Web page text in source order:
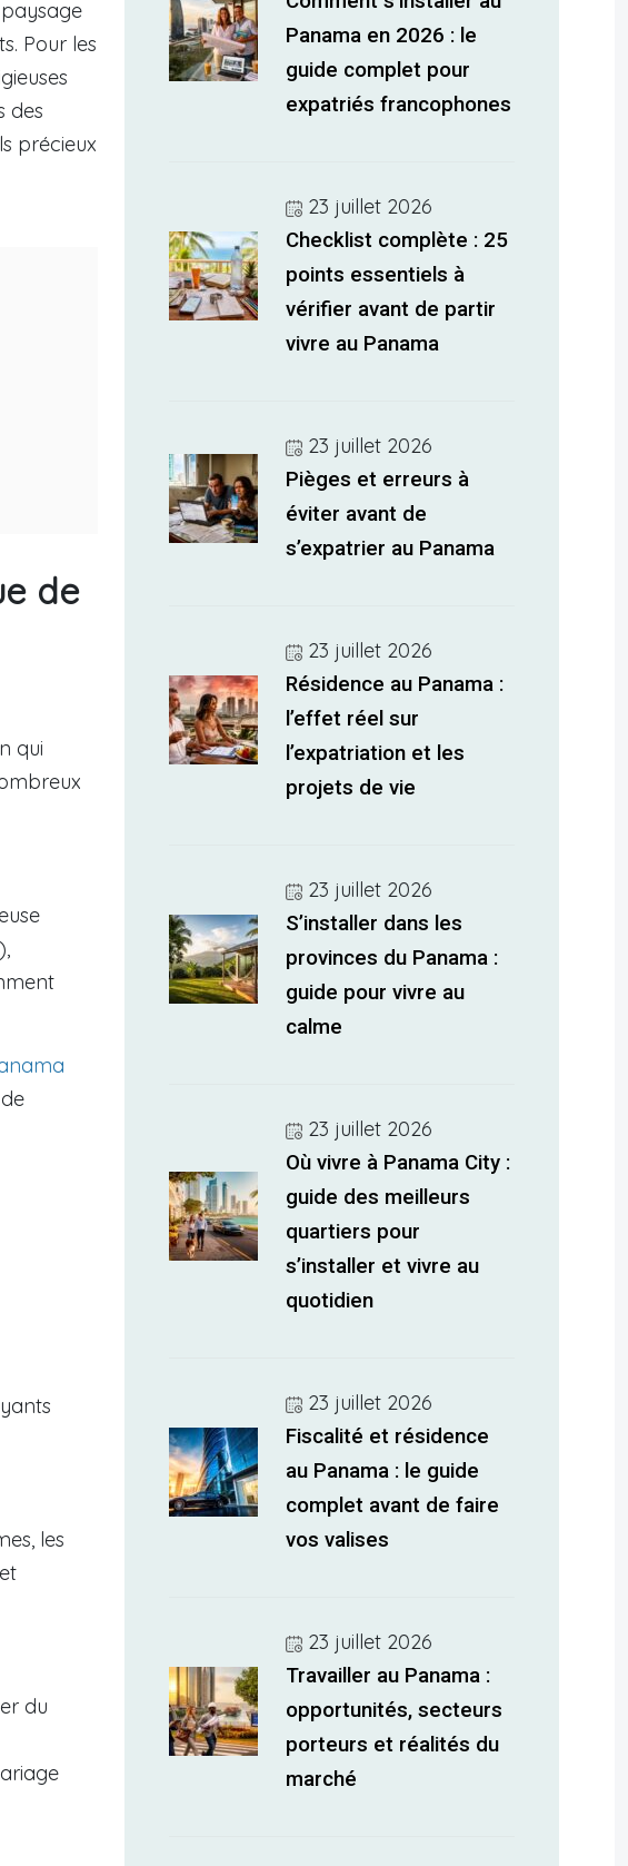
Pour les
des
précieux
de
qui
les
du
Panama en 2026 : le
guide complet pour
expatriés francophones
23 juillet 2026
Checklist complète : 25
points essentiels à
vérifier avant de partir
vivre au Panama
23 juillet 2026
Pièges et erreurs à
éviter avant de
s’expatrier au Panama
23 juillet 2026
Résidence au Panama :
l’effet réel sur
l’expatriation et les
projets de vie
23 juillet 2026
S’installer dans les
provinces du Panama :
guide pour vivre au
calme
23 juillet 2026
Où vivre à Panama City :
guide des meilleurs
quartiers pour
s’installer et vivre au
quotidien
23 juillet 2026
Fiscalité et résidence
au Panama : le guide
complet avant de faire
vos valises
23 juillet 2026
Travailler au Panama :
opportunités, secteurs
porteurs et réalités du
marché